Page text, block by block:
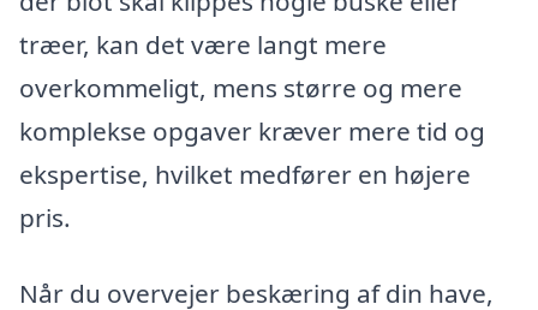
træer, kan det være langt mere
overkommeligt, mens større og mere
komplekse opgaver kræver mere tid og
ekspertise, hvilket medfører en højere
pris.
Når du overvejer beskæring af din have,